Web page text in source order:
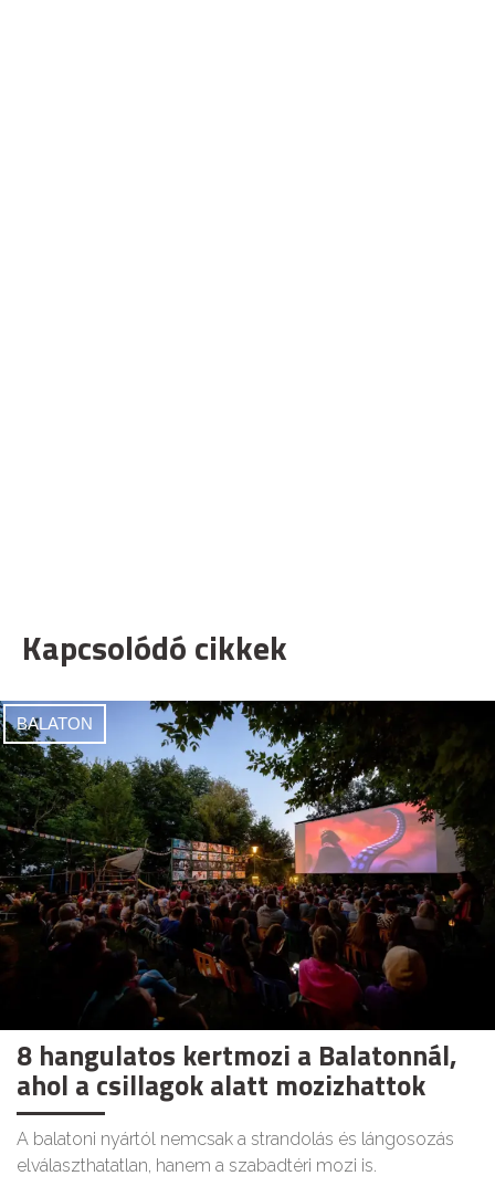
Kapcsolódó cikkek
BALATON
8 hangulatos kertmozi a Balatonnál,
ahol a csillagok alatt mozizhattok
A balatoni nyártól nemcsak a strandolás és lángosozás
elválaszthatatlan, hanem a szabadtéri mozi is.